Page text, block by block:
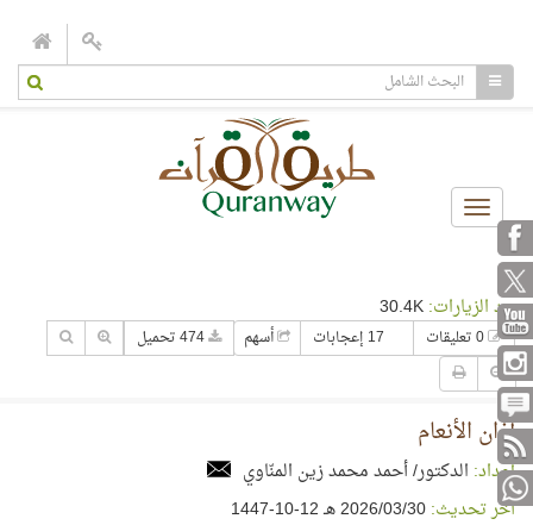
Toggle
navigation
عدد الزيارات:
17 إعجابات أسهم
آذان الأنعام
إعداد: الدكتور/ أحمد محمد زين المنّاوي
آخر تحديث:30‏/03‏/2026 هـ 12-10-1447